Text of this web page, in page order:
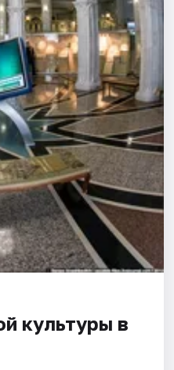
культуры в